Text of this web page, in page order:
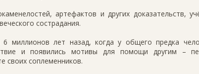
артефактов и других доказательств,
сострадания.
6 миллионов лет назад, когда у общего предка
и появились мотивы для помощи другим –
своих соплеменников.